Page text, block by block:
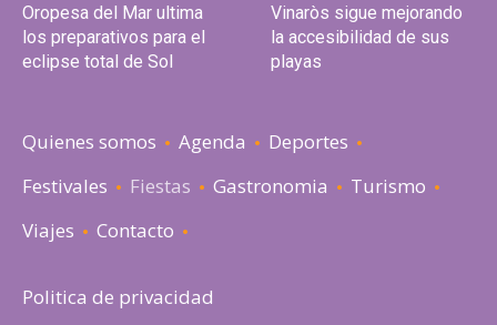
Oropesa del Mar ultima
los preparativos para el
eclipse total de Sol
Vinaròs sigue mejorando
la accesibilidad de sus
playas
Quienes somos Agenda
Deportes
Festivales
Fiestas Gastronomia
Turismo
Viajes
Contacto
Politica de privacidad